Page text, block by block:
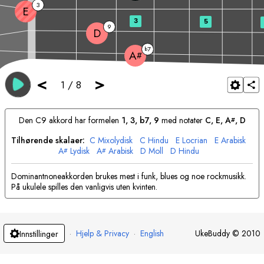
< 1 / 8 >
A#
b7
D 9
E 3
3 5
Den C9 akkord har formelen 1, 3, b7, 9 med notater C, E, A#, D
Tilhørende skalaer: C Mixolydisk C Hindu E Locrian E Arabisk
A# Lydisk A# Arabisk D Moll D Hindu
Dominantnoneakkorden brukes mest i funk, blues og noe rockmusikk.
På ukulele spilles den vanligvis uten kvinten.
Innstillinger · Hjelp & Privacy · English UkeBuddy © 2010